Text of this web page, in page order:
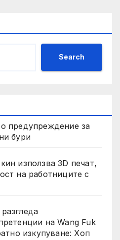
Search
предупреждение за
бури
използва 3D печат,
на работниците с
на Wang Fuk
изкупуване: Хоп